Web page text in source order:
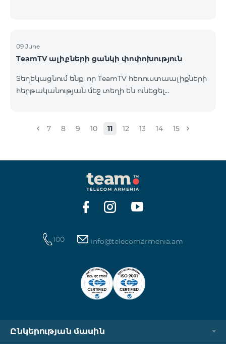
09 June
TeamTV ալիքների ցանկի փոփոխություն
Տեղեկացնում ենք, որ TeamTV հեռուստաալիքների
հերթականության մեջ տեղի են ունեցել
համապատասխան։Մանրամասներին կարող եք
7 8 9 10 11 12 13 14 15
100 info@telecomarmenia.am
Ընկերության մասին